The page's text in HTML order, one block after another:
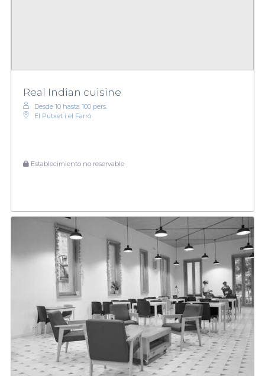
Real Indian cuisine
Desde 10 hasta 100 pers.
El Putxet i el Farró
Establecimiento no reservable